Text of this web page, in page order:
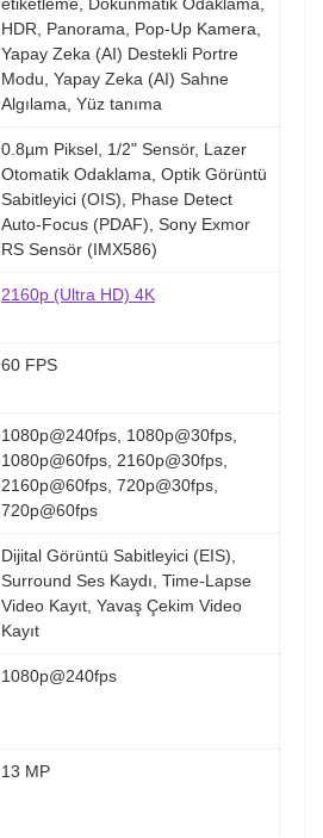
HDR, Panorama, Pop-Up Kamera,
Yapay Zeka (AI) Destekli Portre
Modu, Yapay Zeka (AI) Sahne
Algılama, Yüz tanıma
0.8µm Piksel, 1/2" Sensör, Lazer
Otomatik Odaklama, Optik Görüntü
Sabitleyici (OIS), Phase Detect
Auto-Focus (PDAF), Sony Exmor
RS Sensör (IMX586)
2160p (Ultra HD) 4K
60 FPS
1080p@240fps, 1080p@30fps,
1080p@60fps, 2160p@30fps,
2160p@60fps, 720p@30fps,
720p@60fps
Dijital Görüntü Sabitleyici (EIS),
Surround Ses Kaydı, Time-Lapse
Video Kayıt, Yavaş Çekim Video
Kayıt
1080p@240fps
13 MP